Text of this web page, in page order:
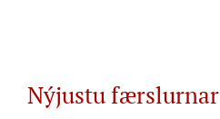
Nýjustu færslurnar